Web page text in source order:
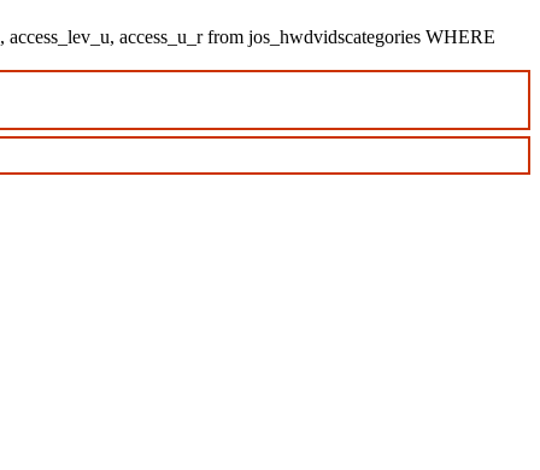
access_u_r from jos_hwdvidscategories WHERE